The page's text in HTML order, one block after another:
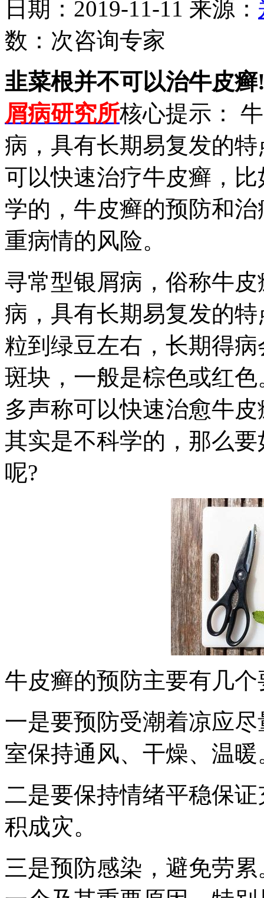
日期：2019-11-11 来源：
数： 次咨询专家
韭菜根并不可以治牛皮
屑病研究所核心提示：
病，具有长期易复发的
可以快速治疗牛皮癣，
学的，牛皮癣的预防和
重病情的风险。
寻常型银屑病，俗称牛
病，具有长期易复发的
粒到绿豆左右，长期得
斑块，一般是棕色或红
多声称可以快速治愈牛
其实是不科学的，那么
呢?
牛皮癣的预防主要有几个
一是要预防受潮着凉应
室保持通风、干燥、温暖
二是要保持情绪平稳保
积成灾。
三是预防感染，避免劳